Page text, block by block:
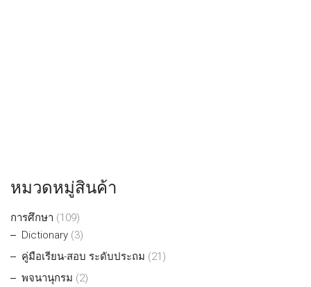
หมวดหมู่สินค้า
การศึกษา (109)
Dictionary (3)
คู่มือเรียน-สอบ ระดับประถม (21)
พจนานุกรม (2)